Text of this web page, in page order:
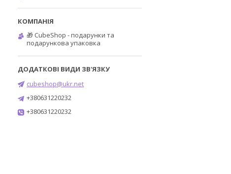
🎁 CubeShop - подарунки та
подарункова упаковка
cubeshop@ukr.net
+380631220232
+380631220232